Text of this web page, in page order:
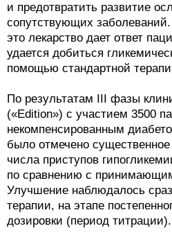
и предотвратить развитие
сопутствующих
это лекарство дает ответ
удается добиться
помощью стандартной
По результатам III фазы
(«Edition») с участием 3500
некомпенсированным
было отмечено
числа приступов
по сравнению с
Улучшение наблюдалось
терапии, на этапе
дозировки (период титрации).